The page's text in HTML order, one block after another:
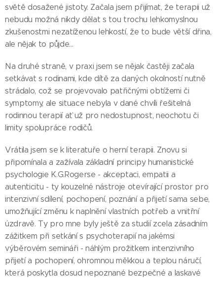
světě dosažené jistoty. Začala jsem přijímat, že terapii už
nebudu možná nikdy dělat s tou trochu lehkomyslnou
zkušenostmi nezatíženou lehkostí, že to bude větší dřina,
ale nějak to půjde...
Na druhé straně, v praxi jsem se nějak častěji začala
setkávat s rodinami, kde dítě za daných okolností nutně
strádalo, což se projevovalo patřičnými obtížemi či
symptomy, ale situace nebyla v dané chvíli řešitelná
rodinnou terapií ať už pro nedostupnost, neochotu či
limity spolupráce rodičů.
Vrátila jsem se k literatuře o herní terapii. Znovu si
připomínala a zažívala základní principy humanistické
psychologie K.G.Rogerse - akceptaci, empatii a
autenticitu - ty kouzelné nástroje otevírající prostor pro
intenzivní sdílení, pochopení, poznání a přijetí sama sebe,
umožňující změnu k naplnění vlastních potřeb a vnitřní
úzdravě. Ty pro mne byly ještě za studií zcela zásadním
zážitkem při setkání s psychoterapií na jakémsi
výběrovém semináři - náhlým prožitkem intenzivního
přijetí a pochopení, ohromnou měkkou a teplou náručí,
která poskytla dosud nepoznané bezpečné a laskavé